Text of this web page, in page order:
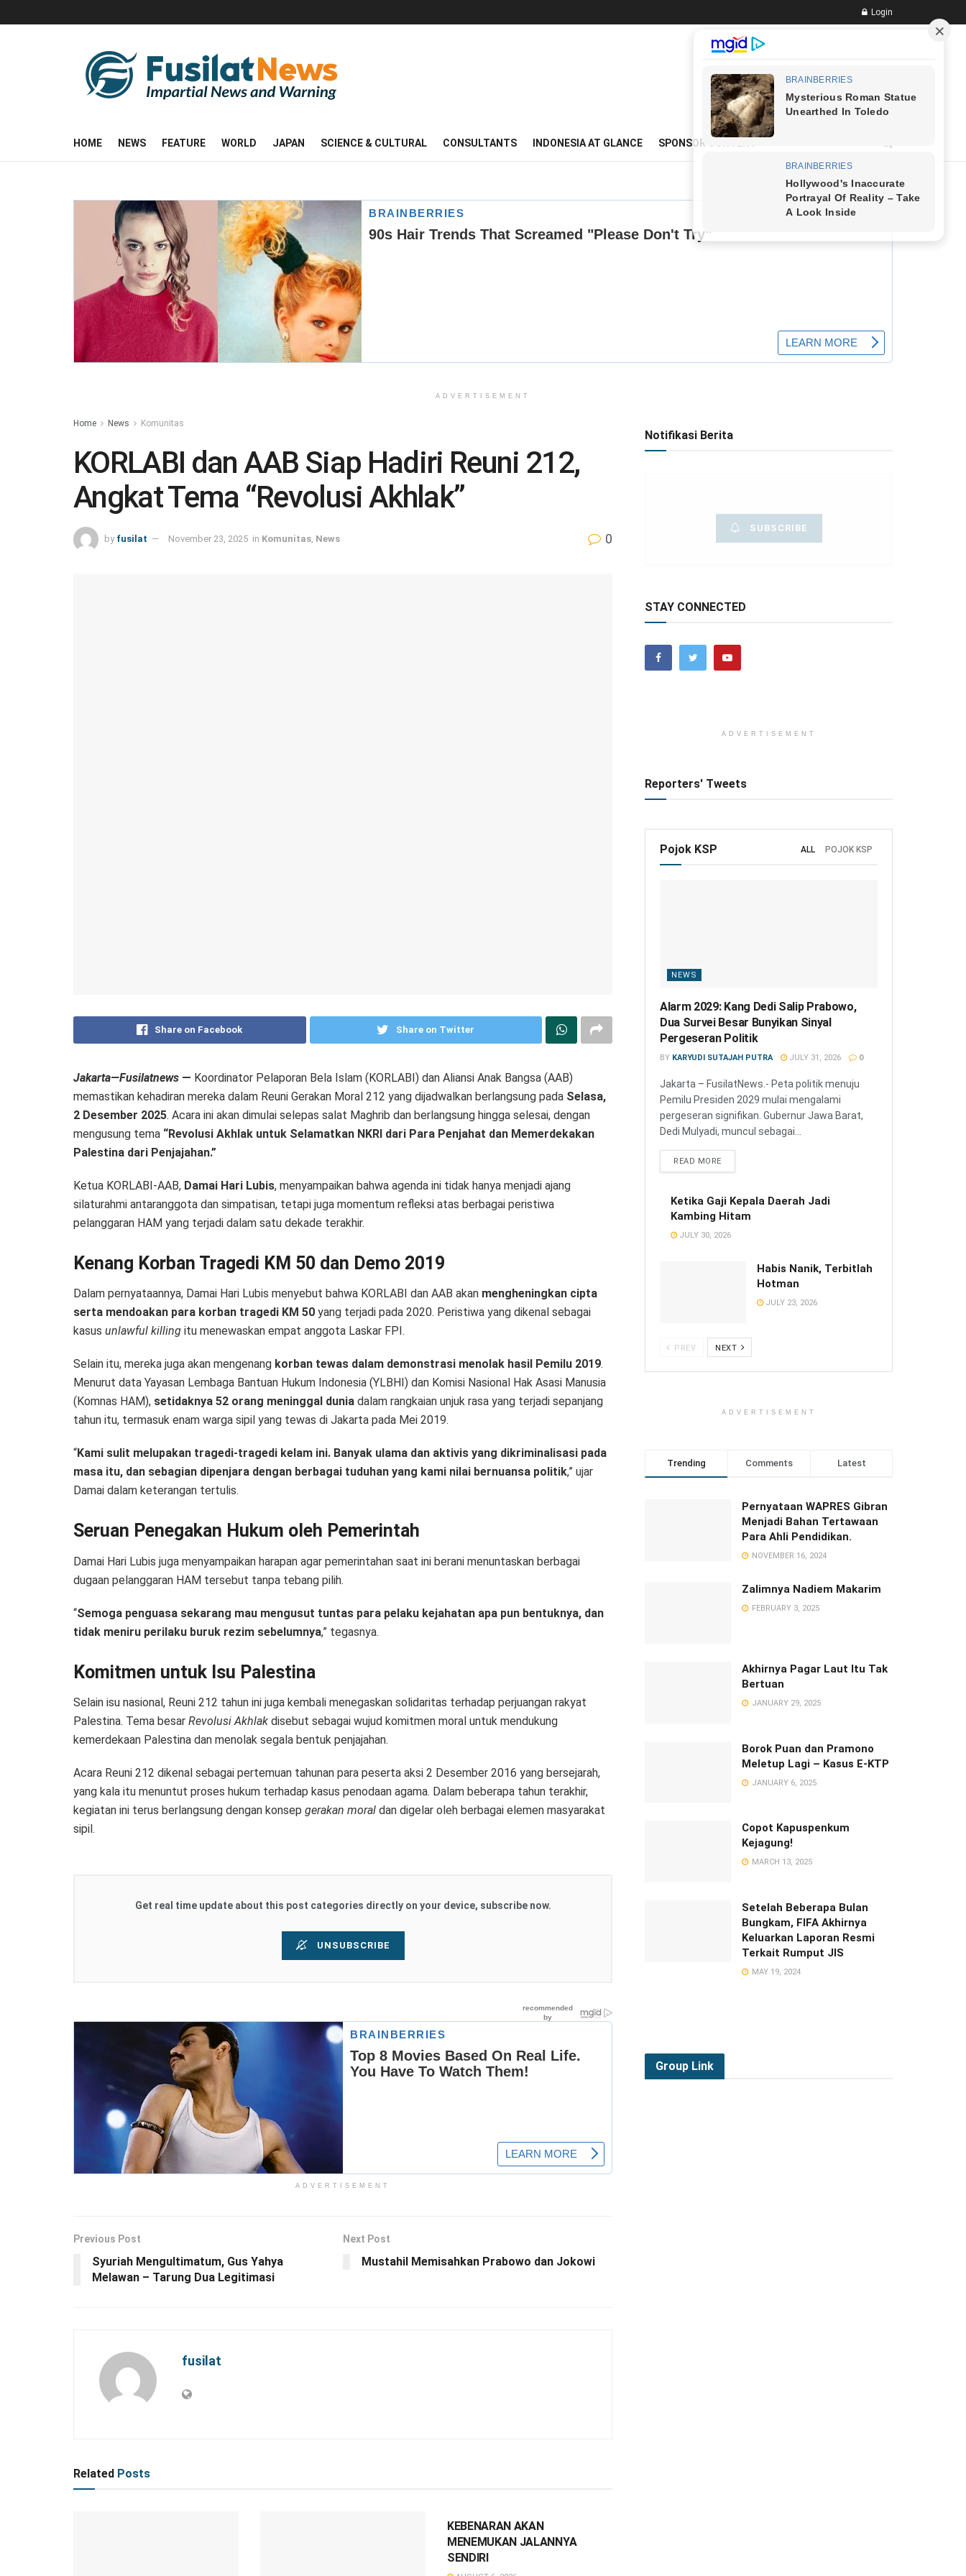
Login
ADVERTISEMENT
HOME NEWS FEATURE WORLD JAPAN SCIENCE & CULTURAL CONSULTANTS INDONESIA AT GLANCE SPONSOR CONTENT
ADVERTISEMENT
Home News Komunitas
KORLABI dan AAB Siap Hadiri Reuni 212,
Angkat Tema “Revolusi Akhlak”
by fusilat November 23, 2025 in Komunitas News 0
Share on Facebook Share on Twitter
Jakarta—Fusilatnews — Koordinator Pelaporan Bela Islam (KORLABI) dan Aliansi Anak Bangsa (AAB)
memastikan kehadiran mereka dalam Reuni Gerakan Moral 212 yang dijadwalkan berlangsung pada Selasa,
2 Desember 2025. Acara ini akan dimulai selepas salat Maghrib dan berlangsung hingga selesai, dengan
mengusung tema “Revolusi Akhlak untuk Selamatkan NKRI dari Para Penjahat dan Memerdekakan
Palestina dari Penjajahan.”
Ketua KORLABI-AAB, Damai Hari Lubis, menyampaikan bahwa agenda ini tidak hanya menjadi ajang
silaturahmi antaranggota dan simpatisan, tetapi juga momentum refleksi atas berbagai peristiwa
pelanggaran HAM yang terjadi dalam satu dekade terakhir.
Kenang Korban Tragedi KM 50 dan Demo 2019
Dalam pernyataannya, Damai Hari Lubis menyebut bahwa KORLABI dan AAB akan mengheningkan cipta
serta mendoakan para korban tragedi KM 50 yang terjadi pada 2020. Peristiwa yang dikenal sebagai
kasus unlawful killing itu menewaskan empat anggota Laskar FPI.
Selain itu, mereka juga akan mengenang korban tewas dalam demonstrasi menolak hasil Pemilu 2019.
Menurut data Yayasan Lembaga Bantuan Hukum Indonesia (YLBHI) dan Komisi Nasional Hak Asasi Manusia
(Komnas HAM), setidaknya 52 orang meninggal dunia dalam rangkaian unjuk rasa yang terjadi sepanjang
tahun itu, termasuk enam warga sipil yang tewas di Jakarta pada Mei 2019.
“Kami sulit melupakan tragedi-tragedi kelam ini. Banyak ulama dan aktivis yang dikriminalisasi pada
masa itu, dan sebagian dipenjara dengan berbagai tuduhan yang kami nilai bernuansa politik,” ujar
Damai dalam keterangan tertulis.
Seruan Penegakan Hukum oleh Pemerintah
Damai Hari Lubis juga menyampaikan harapan agar pemerintahan saat ini berani menuntaskan berbagai
dugaan pelanggaran HAM tersebut tanpa tebang pilih.
“Semoga penguasa sekarang mau mengusut tuntas para pelaku kejahatan apa pun bentuknya, dan
tidak meniru perilaku buruk rezim sebelumnya,” tegasnya.
Komitmen untuk Isu Palestina
Selain isu nasional, Reuni 212 tahun ini juga kembali menegaskan solidaritas terhadap perjuangan rakyat
Palestina. Tema besar Revolusi Akhlak disebut sebagai wujud komitmen moral untuk mendukung
kemerdekaan Palestina dan menolak segala bentuk penjajahan.
Acara Reuni 212 dikenal sebagai pertemuan tahunan para peserta aksi 2 Desember 2016 yang bersejarah,
yang kala itu menuntut proses hukum terhadap kasus penodaan agama. Dalam beberapa tahun terakhir,
kegiatan ini terus berlangsung dengan konsep gerakan moral dan digelar oleh berbagai elemen masyarakat
sipil.
Get real time update about this post categories directly on your device, subscribe now.
UNSUBSCRIBE
ADVERTISEMENT
Previous Post
Syuriah Mengultimatum, Gus Yahya
Melawan – Tarung Dua Legitimasi
Next Post
Mustahil Memisahkan Prabowo dan Jokowi
fusilat
Related Posts
KEBENARAN AKAN
MENEMUKAN JALANNYA
SENDIRI
Notifikasi Berita
SUBSCRIBE
STAY CONNECTED
ADVERTISEMENT
Reporters' Tweets
Pojok KSP ALL POJOK KSP
NEWS
Alarm 2029: Kang Dedi Salip Prabowo,
Dua Survei Besar Bunyikan Sinyal
Pergeseran Politik
BY KARYUDI SUTAJAH PUTRA JULY 31, 2026 0
Jakarta – FusilatNews.- Peta politik menuju
Pemilu Presiden 2029 mulai mengalami
pergeseran signifikan. Gubernur Jawa Barat,
Dedi Mulyadi, muncul sebagai...
READ MORE
Ketika Gaji Kepala Daerah Jadi
Kambing Hitam
JULY 30, 2026
Habis Nanik, Terbitlah
Hotman
JULY 23, 2026
PREV NEXT
ADVERTISEMENT
Trending Comments Latest
Pernyataan WAPRES Gibran
Menjadi Bahan Tertawaan
Para Ahli Pendidikan.
NOVEMBER 16, 2024
Zalimnya Nadiem Makarim
FEBRUARY 3, 2025
Akhirnya Pagar Laut Itu Tak
Bertuan
JANUARY 29, 2025
Borok Puan dan Pramono
Meletup Lagi – Kasus E-KTP
JANUARY 6, 2025
Copot Kapuspenkum
Kejagung!
MARCH 13, 2025
Setelah Beberapa Bulan
Bungkam, FIFA Akhirnya
Keluarkan Laporan Resmi
Terkait Rumput JIS
MAY 19, 2024
Group Link